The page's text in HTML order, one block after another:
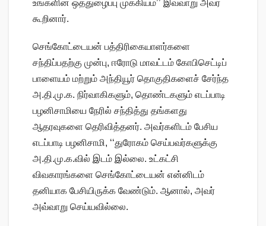
உங்களின் ஒத்துழைப்பு முக்கியம்’’ இவ்வாறு அவர்
கூறினார்.
செங்கோட்டையன் பத்திரிகையாளர்களை
சந்திப்பதற்கு முன்பு, ஈரோடு மாவட்டம் கோபிசெட்டிப்
பாளையம் மற்றும் அந்தியூர் தொகுதிகளைச் சேர்ந்த
அ.தி.மு.க. நிர்வாகிகளும், தொண்டகளும் எடப்பாடி
பழனிசாமியை நேரில் சந்தித்து தங்களது
ஆதரவுகளை தெரிவித்தனர். அவர்களிடம் பேசிய
எடப்பாடி பழனிசாமி, ‘‘துரோகம் செய்பவர்களுக்கு
அ.தி.மு.க.வில் இடம் இல்லை. உட்கட்சி
விவகாரங்களை செங்கோட்டையன் என்னிடம்
தனியாக பேசியிருக்க வேண்டும். ஆனால், அவர்
அவ்வாறு செய்யவில்லை.